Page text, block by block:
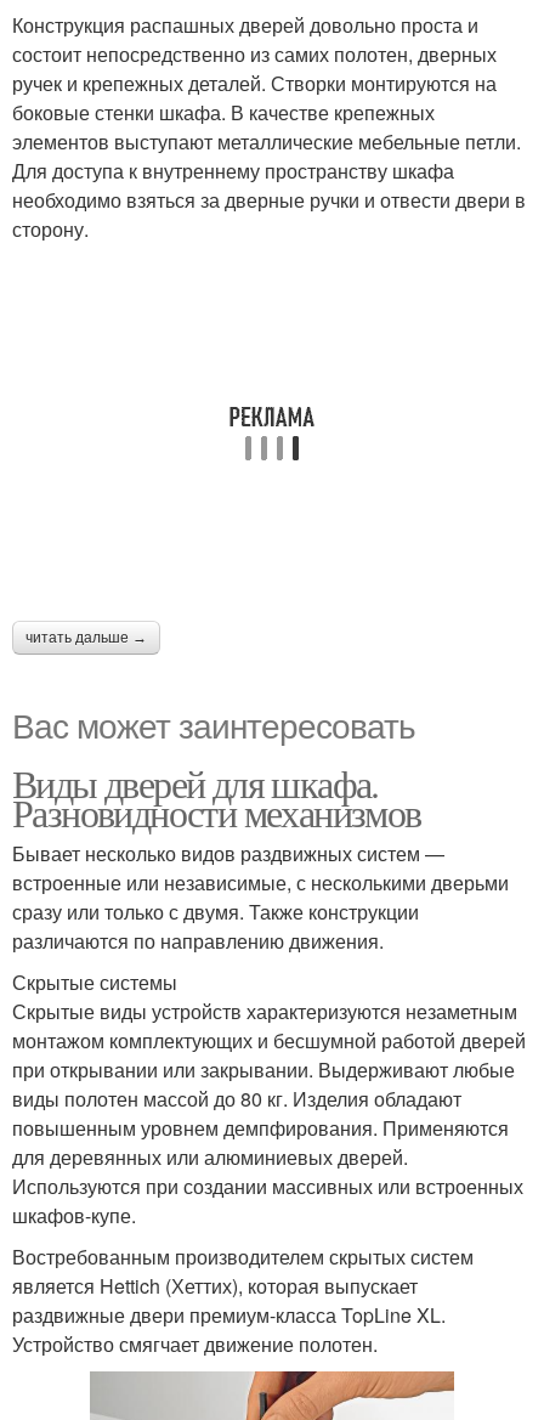
Конструкция распашных дверей довольно проста и
состоит непосредственно из самих полотен, дверных
ручек и крепежных деталей. Створки монтируются на
боковые стенки шкафа. В качестве крепежных
элементов выступают металлические мебельные петли.
Для доступа к внутреннему пространству шкафа
необходимо взяться за дверные ручки и отвести двери в
сторону.
читать дальше →
Вас может заинтересовать
Виды дверей для шкафа.
Разновидности механизмов
Бывает несколько видов раздвижных систем —
встроенные или независимые, с несколькими дверьми
сразу или только с двумя. Также конструкции
различаются по направлению движения.
Скрытые системы
Скрытые виды устройств характеризуются незаметным
монтажом комплектующих и бесшумной работой дверей
при открывании или закрывании. Выдерживают любые
виды полотен массой до 80 кг. Изделия обладают
повышенным уровнем демпфирования. Применяются
для деревянных или алюминиевых дверей.
Используются при создании массивных или встроенных
шкафов-купе.
Востребованным производителем скрытых систем
является Hettich (Хеттих), которая выпускает
раздвижные двери премиум-класса TopLine XL.
Устройство смягчает движение полотен.